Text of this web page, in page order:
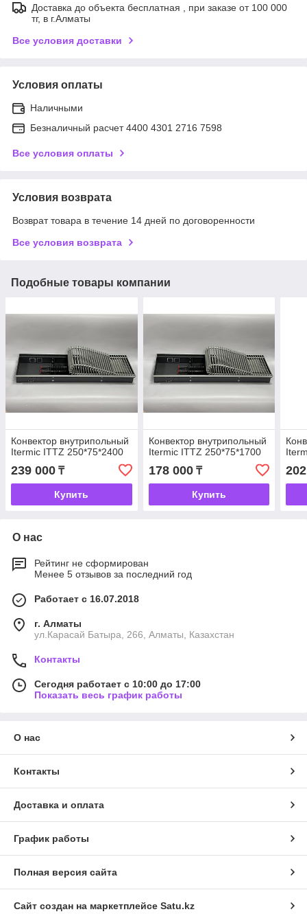
Доставка до объекта бесплатная , при заказе от 100 000
тг, в г.Алматы
Все условия доставки
Условия оплаты
Наличными
Безналичный расчет 4400 4301 2716 7598
Все условия оплаты
Условия возврата
Возврат товара в течение 14 дней по договоренности
Все условия возврата
Подобные товары компании
Конвектор внутрипольный
Itermic ITTZ 250*75*2400
239 000 ₸
Купить
Конвектор внутрипольный
Itermic ITTZ 250*75*1700
178 000₸
Купить
О нас
Рейтинг не сформирован
Менее 5 отзывов за последний год
Работает с 16.07.2018
г. Алматы
ул.Карасай Батыра, 266, Алматы, Казахстан
Контакты
Сегодня работает с 10:00 до 17:00
Показать весь график работы
О нас
Контакты
Доставка и оплата
График работы
Полная версия сайта
Сайт создан на маркетплейсе Satu.kz